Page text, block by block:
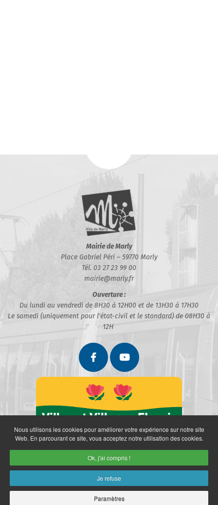
Mairie de Marly
Place Gabriel Péri – 59770 Marly
Tél. 03 27 23 99 00
mairie@marly.fr
Ouverture :
Du lundi au vendredi de 8H30 à 12H00 et de 13H30 à 17H30
Le samedi (uniquement pour l'état-civil et le standard) de 08H30 à
12H
Nous utilisons les cookies pour améliorer votre expérience sur notre site
Web. En parcourant ce site, vous acceptez notre utilisation des cookies.
Ok, j'ai compris !
Je refuse
Paramètres